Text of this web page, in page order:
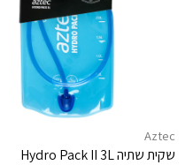
Aztec
שקית שתיהHydro Pack II 3L